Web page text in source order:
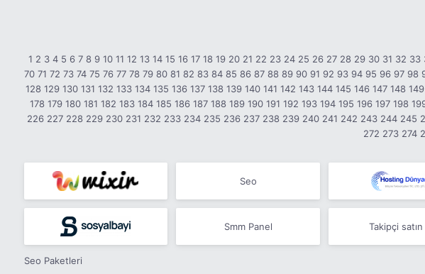
1 2 3 4 5 6 7 8 9 10 11 12 13 14 15 16 17 18 19 20 21 22 23 24 25 26 27 28 29 30 31 32 33
70 71 72 73 74 75 76 77 78 79 80 81 82 83 84 85 86 87 88 89 90 91 92 93 94 95 96 97 98
128 129 130 131 132 133 134 135 136 137 138 139 140 141 142 143 144 145 146 147 148 149
178 179 180 181 182 183 184 185 186 187 188 189 190 191 192 193 194 195 196 197 198
226 227 228 229 230 231 232 233 234 235 236 237 238 239 240 241 242 243 244 245
272 273 274
Seo
Smm Panel Takipçi satın
Seo Paketleri